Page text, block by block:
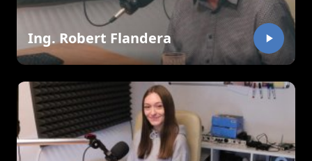
Ing. Robert Flandera